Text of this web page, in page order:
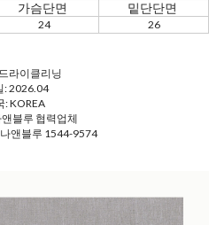
가슴단면
밑단단면
24 26
라이클리닝
: 2026.04
: KOREA
블루 협력업체
앤블루 1544-9574